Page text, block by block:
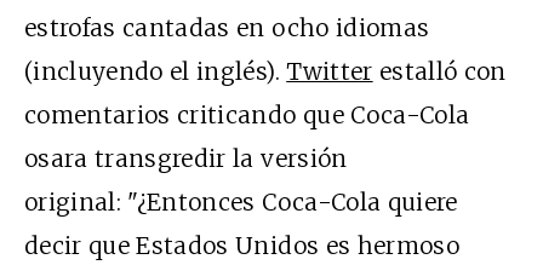
estrofas cantadas en ocho idiomas
(incluyendo el inglés).Twitter estalló con
comentarios criticando que Coca-Cola
osara transgredir la versión
original: "¿Entonces Coca-Cola quiere
decir que Estados Unidos es hermoso